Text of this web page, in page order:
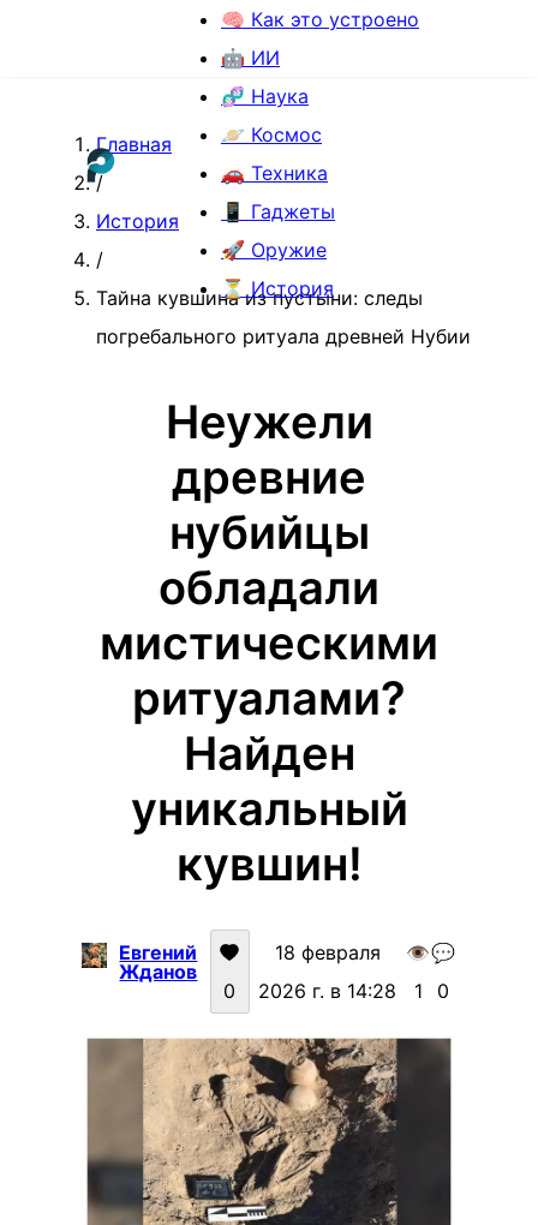
🧠 Как это устроено
🤖 ИИ
🧬 Наука
🪐 Космос
🚗 Техника
📱 Гаджеты
🚀 Оружие
⏳ История
Главная
/
История
/
Тайна кувшина из пустыни: следы
погребального ритуала древней Нубии
Неужели
древние
нубийцы
обладали
мистическими
ритуалами?
Найден
уникальный
кувшин!
Евгений
Жданов
0
18 февраля
2026 г. в 14:28
👁️
1
💬
0